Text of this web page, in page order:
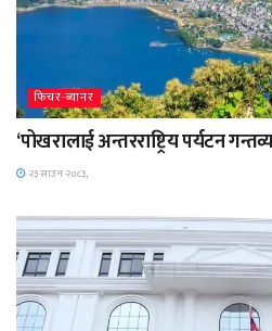
फिचर-ब्यानर
‘पोखरालाई अन्तरराष्ट्रिय पर्यटन
२३ साउन २०८३,